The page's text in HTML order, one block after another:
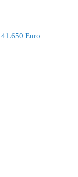
Euro